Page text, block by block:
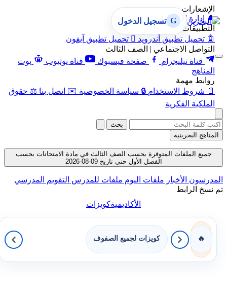
الإشعارات
🔔 إدارة الإشعارات
التطبيقات
🤖 تحميل تطبيق أندرويد  تحميل تطبيق آيفون
التواصل الاجتماعي | الصف الثالث
قناة تيليجرام
صفحة فيسبوك قناة يوتيوب
بوت
المناهج
روابط مهمة
📄 شروط الاستخدام 🔒 سياسة الخصوصية ✉️ اتصل بنا ⚖️ حقوق
الملكية الفكرية
G تسجيل الدخول
بحث
المناهج البحرينية
جميع الملفات المتوفرة بحسب الصف الثالث في مادة الامتحانات بحسب
الفصل الأول حتى تاريخ 09-08-2026
المدرسون الأخبار ملفات اليوم ملفات للمدرس التقويم المدرسي
تم نسخ الرابط
الأكاديميةكويزات
🔥 كويزات لجميع الصفوف